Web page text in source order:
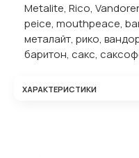
Metalite, Rico,
peice, mouthpeace,
металайт, рико,
баритон, сакс,
ХАРАКТЕРИСТИКИ